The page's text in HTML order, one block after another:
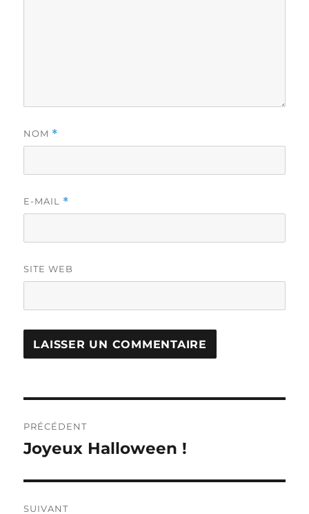
NOM *
E-MAIL *
SITE WEB
de
PRÉCÉDENT
Publication
Joyeux Halloween !
SUIVANT